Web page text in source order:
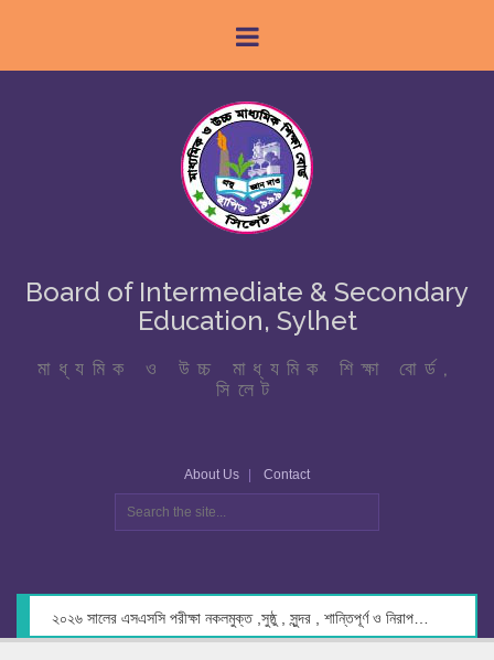
Board of Intermediate & Secondary
Education, Sylhet
মাধ্যমিক ও উচ্চ মাধ্যমিক শিক্ষা বোর্ড,
সিলেট
About Us Contact